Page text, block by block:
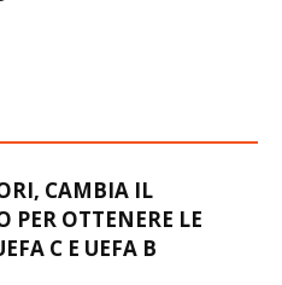
CAMBIA IL
PER OTTENERE LE
C E UEFA B